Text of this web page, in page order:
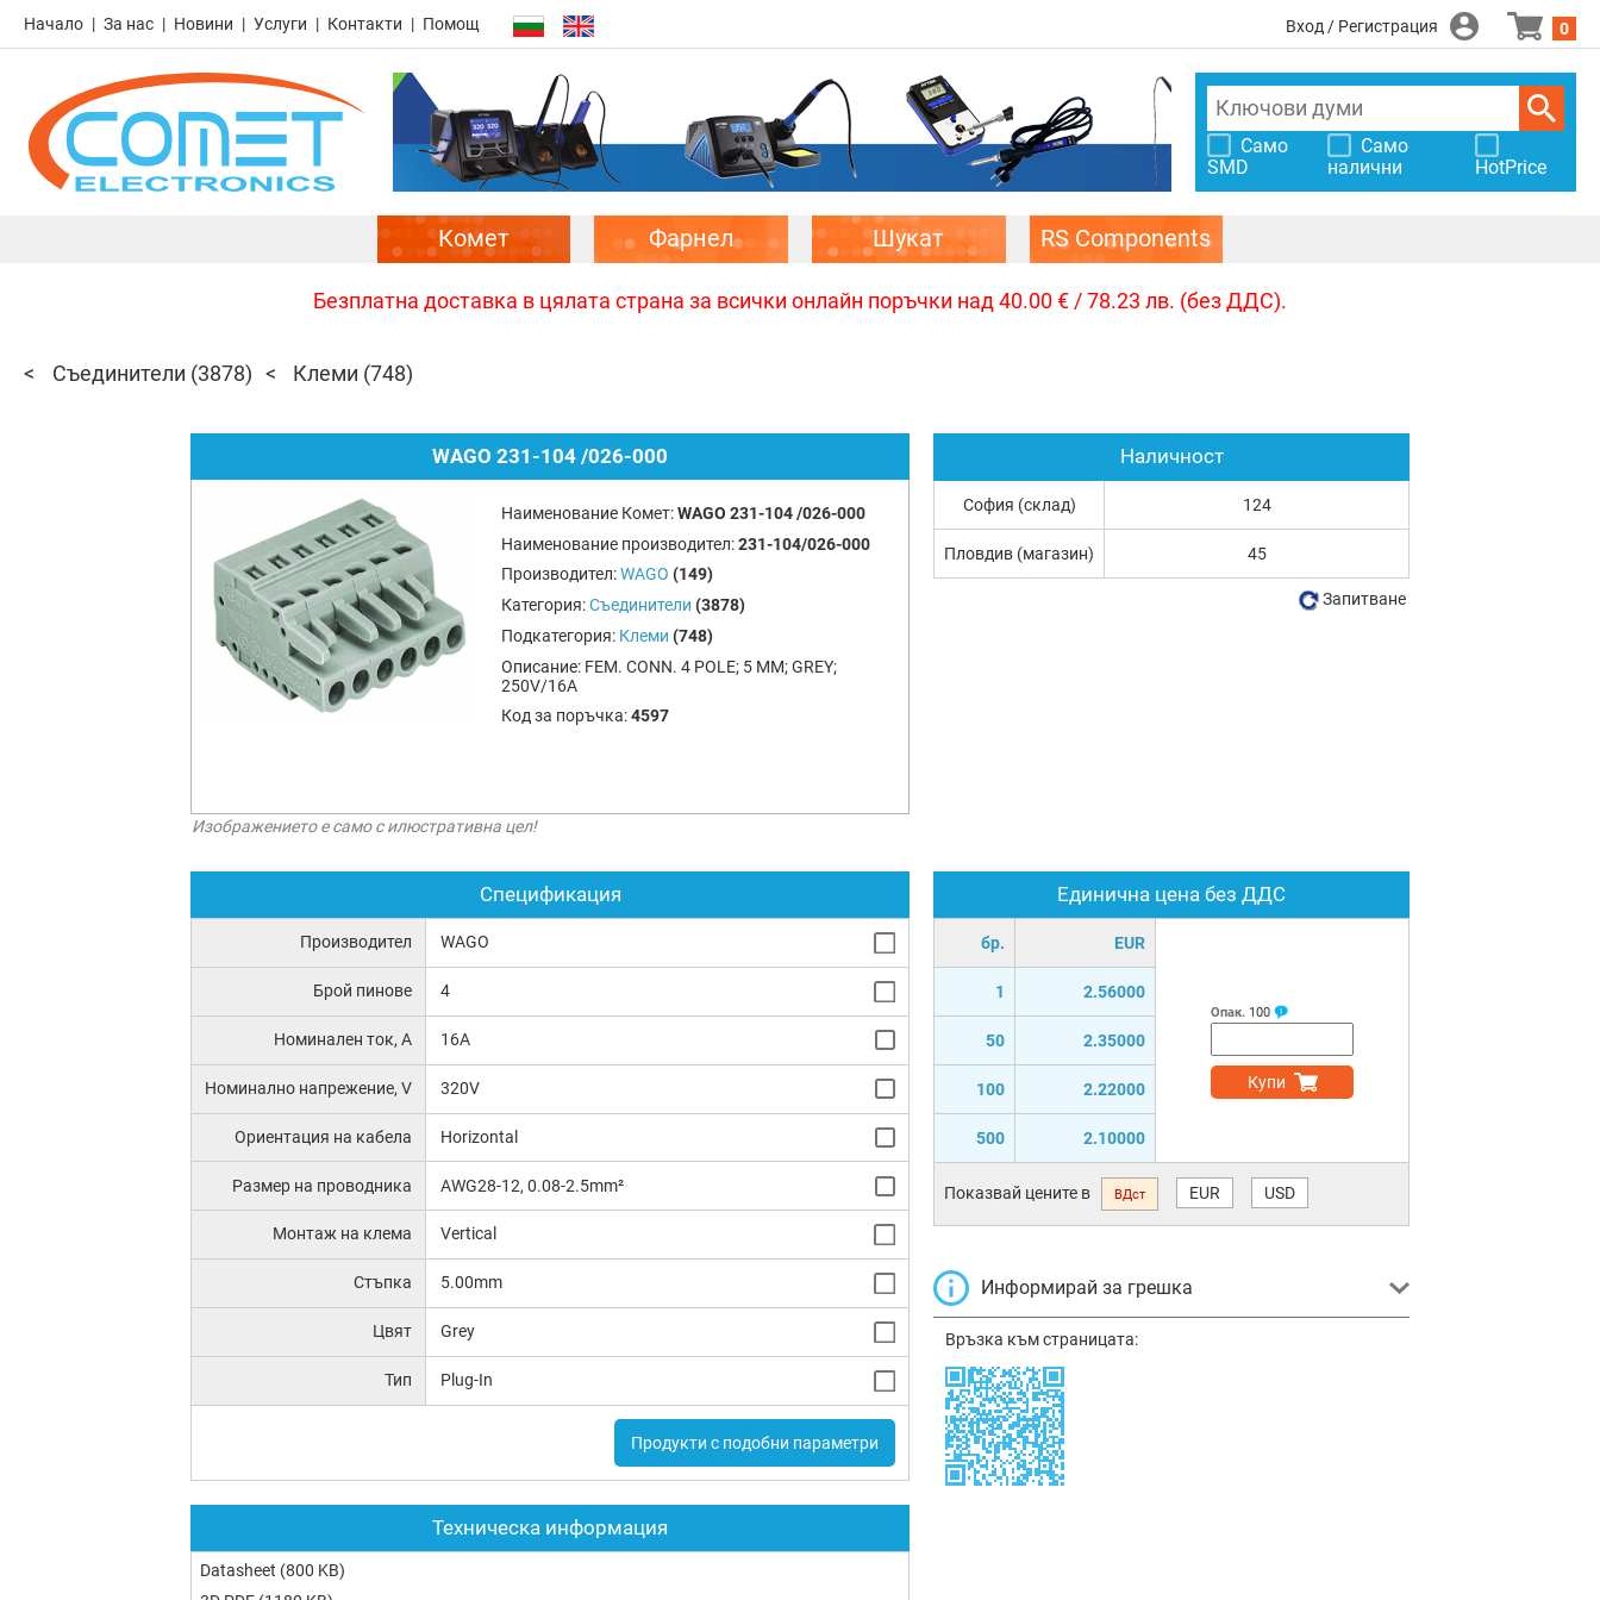
Начало За нас Новини Услуги Контакти Помощ Вход / Регистрация 0
Само
SMD
Само
налични
HotPrice
Комет Фарнел Шукат RS Components
Безплатна доставка в цялата страна за всички онлайн поръчки над 40.00 € / 78.23 лв. (без ДДС).
Съединители (3878) Клеми (748)
WAGO 231-104 /026-000
Наименование Комет:WAGO 231-104 /026-000
Наименование производител:231-104/026-000
Производител:WAGO (149)
Категория:Съединители (3878)
Подкатегория: Клеми (748)
Описание: FEM. CONN. 4 POLE; 5 MM; GREY;
250V/16A
Код за поръчка:4597
Изображението е само с илюстративна цел!
Спецификация
Производител WAGO
Брой пинове 4
Номинален ток, А 16A
Номинално напрежение, V 320V
Ориентация на кабела Horizontal
Размер на проводника AWG28-12, 0.08-2.5mm²
Монтаж на клема Vertical
Стъпка 5.00mm
Цвят Grey
Тип Plug-In
Продукти с подобни параметри
Техническа информация
Datasheet (800 KB)
Единична цена без ДДС
бр. EUR
1 2.56000
50 2.35000
100 2.22000
500 2.10000
Опак. 100
Купи
Показвай цените в ВДст EUR USD
Информирай за грешка
Връзка към страницата:
Наличност
София (склад) 124
Пловдив (магазин) 45
Запитване